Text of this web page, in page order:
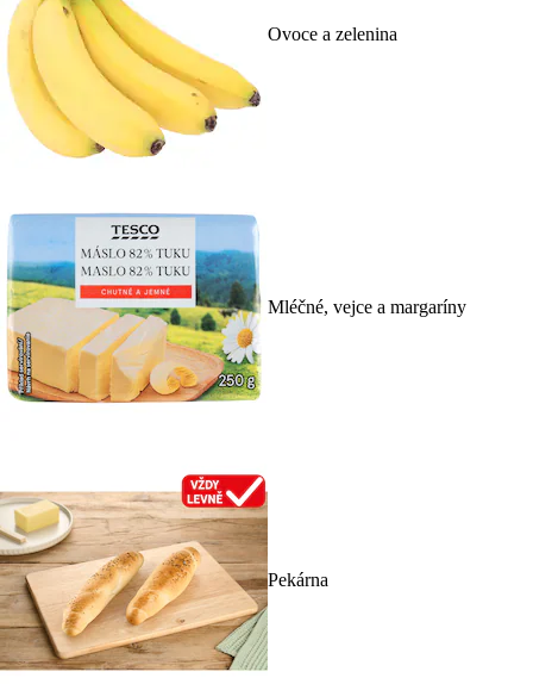
Ovoce a zelenina
Mléčné, vejce a margaríny
Pekárna